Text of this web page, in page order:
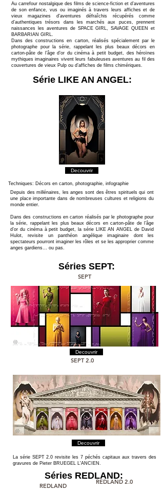
Au carrefour nostalgique des films de science-fiction et d’aventures
de son enfance, vus ou imaginés à travers leurs affiches et de
vieux magazines d'aventures défraîchis récupérés comme
d’authentiques trésors dans les marchés aux puces, prennent
naissances les aventures de SPACE GIRL, SAVAGE QUEEN et
BARBARIAN GIRL.
Dans des constructions en carton, réalisés spécialement par le
photographe pour la série, rappelant les plus beaux décors en
carton-pâte de l’âge d’or du cinéma à petit budget, des héroïnes
mythiques imaginaires vivent leurs fabuleuses aventures au fil des
couvertures de vieux Pulp ou d’affiches de films chimériques.
Série LIKE AN ANGEL:
Decouvrir
Techniques: Décors en carton, photographie, infographie
Depuis des millénaires, les anges sont des êtres spirituels qui ont
une place importante dans de nombreuses cultures et religions du
monde entier.
Dans des constructions en carton réalisés par le photographe pour
la série, rappelant les plus beaux décors en carton-pâte de l’âge
d’or du cinéma à petit budget, la série LIKE AN ANGEL de David
Hulot, revisite un panthéon angélique imaginaire dont les
spectateurs pourront imaginer les rôles et se les approprier comme
anges gardiens… ou pas.
Séries SEPT:
SEPT
Decouvrir
SEPT 2.0
Decouvrir
La série SEPT 2.0 revisite les 7 péchés capitaux aux travers des
gravures de Pieter BRUEGEL L'ANCIEN.
REDLAND
Séries REDLAND:
REDLAND 2.0